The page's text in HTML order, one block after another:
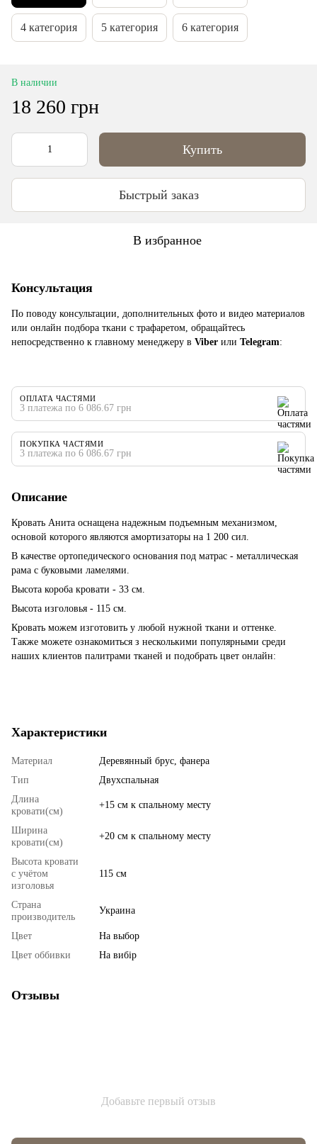
4 категория 5 категория 6 категория
В наличии
18 260 грн
Купить
Быстрый заказ
В избранное
Консультация
По поводу консультации, дополнительных фото и видео материалов
или онлайн подбора ткани с трафаретом, обращайтесь
непосредственно к главному менеджеру в Viber или Telegram:
ОПЛАТА ЧАСТЯМИ
3 платежа по 6 086.67 грн
ПОКУПКА ЧАСТЯМИ
3 платежа по 6 086.67 грн
Описание
Кровать Анита оснащена надежным подъемным механизмом,
основой которого являются амортизаторы на 1 200 сил.
В качестве ортопедического основания под матрас - металлическая
рама с буковыми ламелями.
Высота короба кровати - 33 см.
Высота изголовья - 115 см.
Кровать можем изготовить у любой нужной ткани и оттенке.
Также можете ознакомиться з несколькими популярными среди
наших клиентов палитрами тканей и подобрать цвет онлайн:
Характеристики
Материал
Деревянный брус, фанера
Тип
Двухспальная
Длина
кровати(см)
+15 см к спальному месту
Ширина
кровати(см)
+20 см к спальному месту
Высота кровати
с учётом
изголовья
115 см
Страна
производитель
Украина
Цвет
На выбор
Цвет оббивки
На вибір
Отзывы
Добавьте первый отзыв